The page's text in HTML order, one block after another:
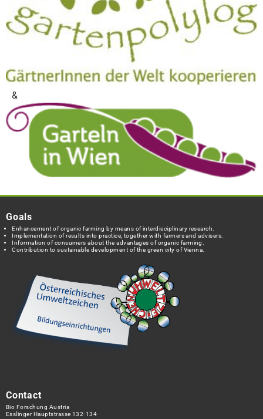
&
Goals
Enhancement of organic farming by means of interdisciplinary research.
Implementation of results into practice, together with farmers and advisers.
Information of consumers about the advantages of organic farming.
Contribution to sustainable development of the green city of Vienna.
Contact
Bio Forschung Austria
Esslinger Hauptstrasse 132-134